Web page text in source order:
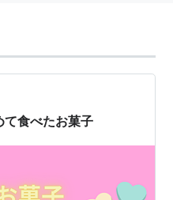
て食べたお菓子